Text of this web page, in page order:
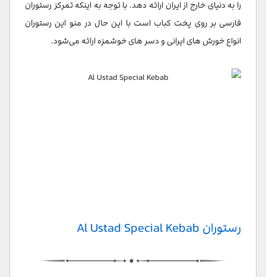
را به دنیای خارج از ایران ارائه دهد. با توجه به اینکه تمرکز رستوران
فارسی بر روی پخت کباب است با این حال در منو این رستوران
انواع خورش های ایرانی و دسر های خوشمزه ارائه می‌شود.
رستوران Al Ustad Special Kebab